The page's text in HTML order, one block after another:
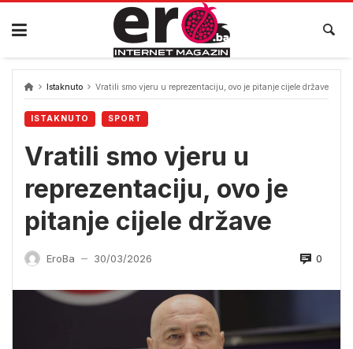
Skip
content
Istaknuto Vratili smo vjeru u reprezentaciju, ovo je pitanje cijele države
ISTAKNUTO SPORT
Vratili smo vjeru u
reprezentaciju, ovo je
pitanje cijele države
EroBa — 30/03/2026 0